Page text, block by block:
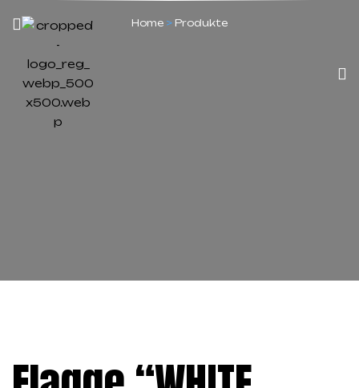
Home > Produkte